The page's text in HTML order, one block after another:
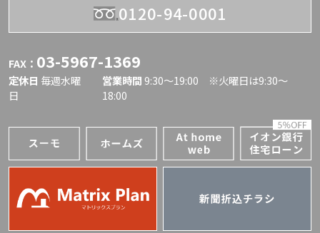
0120-94-0001
FAX： 03-5967-1369
定休日 毎週水曜
日
営業時間 9:30〜19:00 ※火曜日は9:30～
18:00